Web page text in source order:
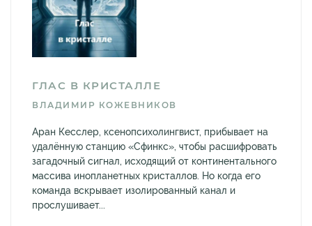
ГЛАС В КРИСТАЛЛЕ
ВЛАДИМИР КОЖЕВНИКОВ
Аран Кесслер, ксенопсихолингвист, прибывает на
удалённую станцию «Сфинкс», чтобы расшифровать
загадочный сигнал, исходящий от континентального
массива инопланетных кристаллов. Но когда его
команда вскрывает изолированный канал и
прослушивает...